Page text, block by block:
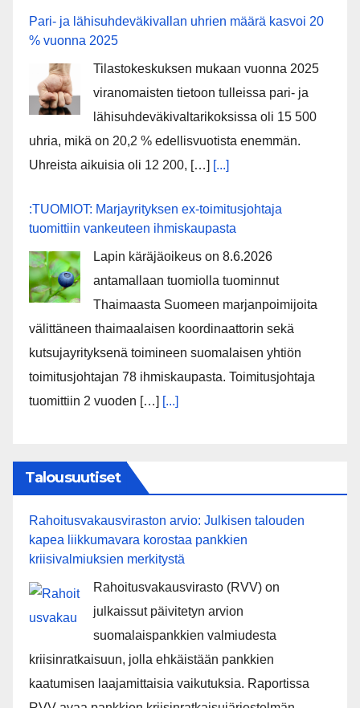
Pari- ja lähisuhdeväkivallan uhrien määrä kasvoi 20
% vuonna 2025
Tilastokeskuksen mukaan vuonna 2025
viranomaisten tietoon tulleissa pari- ja
lähisuhdeväkivaltarikoksissa oli 15 500
uhria, mikä on 20,2 % edellisvuotista enemmän.
Uhreista aikuisia oli 12 200, […] [...]
:TUOMIOT: Marjayrityksen ex-toimitusjohtaja
tuomittiin vankeuteen ihmiskaupasta
Lapin käräjäoikeus on 8.6.2026
antamallaan tuomiolla tuominnut
Thaimaasta Suomeen marjanpoimijoita
välittäneen thaimaalaisen koordinaattorin sekä
kutsujayrityksenä toimineen suomalaisen yhtiön
toimitusjohtajan 78 ihmiskaupasta. Toimitusjohtaja
tuomittiin 2 vuoden […] [...]
Talousuutiset
Rahoitusvakausviraston arvio: Julkisen talouden
kapea liikkumavara korostaa pankkien
kriisivalmiuksien merkitystä
Rahoitusvakausvirasto (RVV) on
julkaissut päivitetyn arvion
suomalaispankkien valmiudesta
kriisinratkaisuun, jolla ehkäistään pankkien
kaatumisen laajamittaisia vaikutuksia. Raportissa